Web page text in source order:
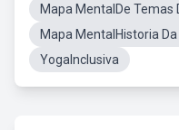
Mapa MentalDe Temas
Mapa MentalHistoria Da
YogaInclusiva